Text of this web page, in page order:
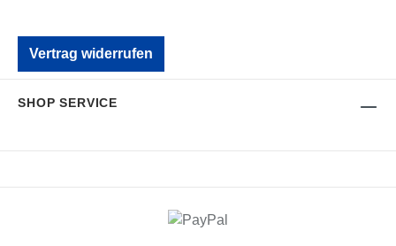
Vertrag widerrufen
SHOP SERVICE